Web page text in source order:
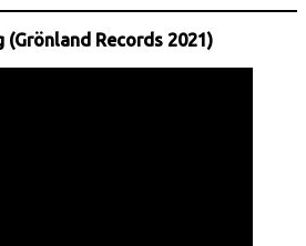
(Grönland Records 2021)